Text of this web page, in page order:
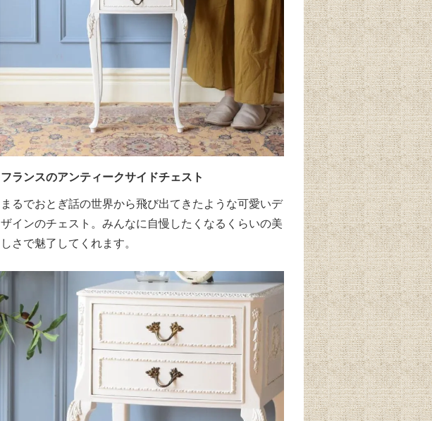
フランスのアンティークサイドチェスト
まるでおとぎ話の世界から飛び出てきたような可愛いデ
ザインのチェスト。みんなに自慢したくなるくらいの美
しさで魅了してくれます。